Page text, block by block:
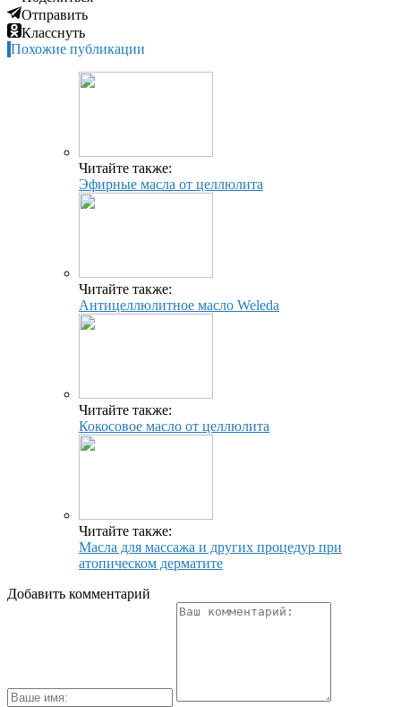
Отправить
Класснуть
Похожие публикации
Читайте также:
Эфирные масла от целлюлита
Читайте также:
Антицеллюлитное масло Weleda
Читайте также:
Кокосовое масло от целлюлита
Читайте также:
Масла для массажа и других процедур при
атопическом дерматите
Добавить комментарий